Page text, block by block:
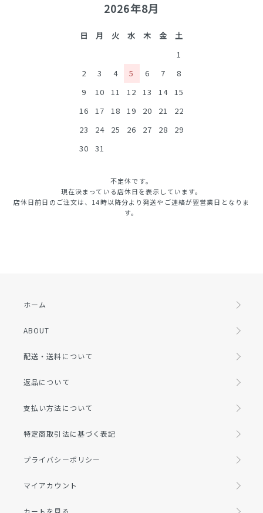
2026年8月
日 月 火 水 木 金
土
1
2
3 4 5 6 7
8
9
10 11 12 13 14 15
16
17 18 19 20 21
22
23
24 25 26 27 28
29
30
31
不定休です。
現在決まっている店休日を表示しています。
店休日前日のご注文は、14時以降分より発送やご連絡が翌営業日となりま
す。
ホーム
ABOUT
配送・送料について
返品について
支払い方法について
特定商取引法に基づく表記
プライバシーポリシー
マイアカウント